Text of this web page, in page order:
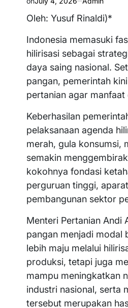
Oleh: Yusuf Rinaldi)*
Indonesia memasuki
hilirisasi sebagai
daya saing nasional.
pangan, pemerintah
pertanian agar
Keberhasilan
pelaksanaan agenda
merah, gula konsumsi,
semakin
kokohnya fondasi
perguruan tinggi,
pembangunan sektor
Menteri Pertanian Andi
pangan menjadi modal
lebih maju melalui
produksi, tetapi juga
mampu meningkatkan
industri nasional, serta
tersebut merupakan